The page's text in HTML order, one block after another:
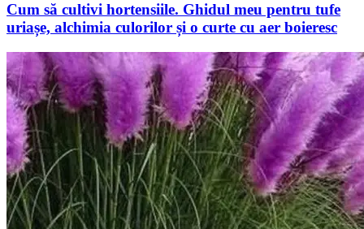
Cum să cultivi hortensiile. Ghidul meu pentru tufe
uriașe, alchimia culorilor și o curte cu aer boieresc